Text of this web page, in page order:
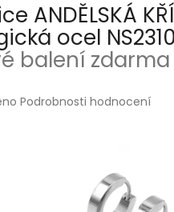
ANDĚLSKÁ
ocel
balení zdarma
Podrobnosti hodnocení